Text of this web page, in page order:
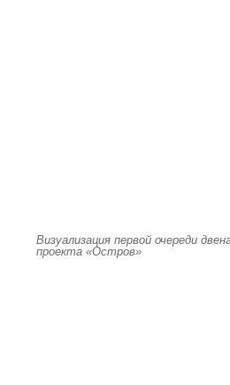
Визуализация первой очереди
проекта «Остров»